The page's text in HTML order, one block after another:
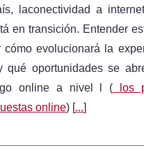
laconectividad a
en transición. Entender
evolucionará la
qué oportunidades se
online a nivel l ( los
online) [...]